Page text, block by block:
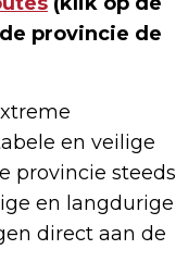
provincie de
en veilige
provincie steeds
en langdurige
direct aan de